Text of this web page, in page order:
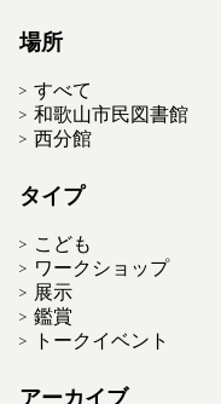
場所
すべて
和歌山市民図書館
西分館
タイプ
こども
ワークショップ
展示
鑑賞
トークイベント
アーカイブ